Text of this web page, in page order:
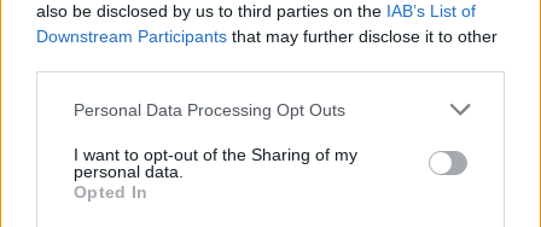
also be disclosed by us to third parties on the IAB’s List of
Downstream Participants that may further disclose it to other
Personal Data Processing Opt Outs
I want to opt-out of the Sharing of my
personal data.
Opted In